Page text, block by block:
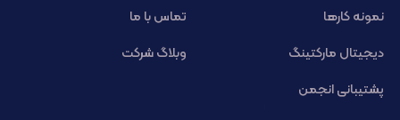
نمونه کارها
تماس با ما
دیجیتال مارکتینگ
وبلاگ شرکت
پشتیبانی انجمن